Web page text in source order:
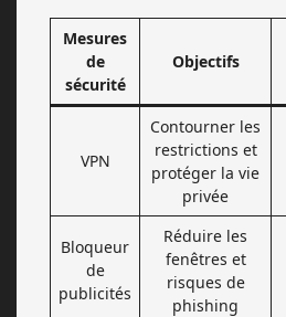
Mesures
de
sécurité
Objectifs
VPN
Contourner les
restrictions et
protéger la vie
privée
Bloqueur
de
publicités
Réduire les
fenêtres et
risques de
phishing